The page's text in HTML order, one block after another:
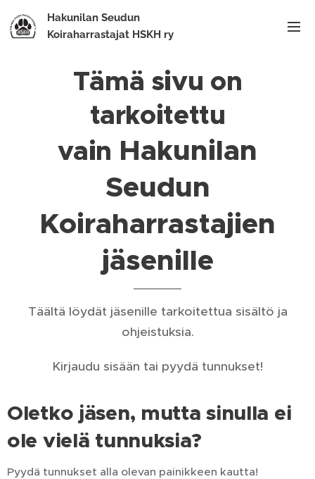
Hakunilan Seudun
Koiraharrastajat HSKH ry
Tämä sivu on
tarkoitettu
vain Hakunilan
Seudun
Koiraharrastajien
jäsenille
Täältä löydät jäsenille tarkoitettua sisältö ja
ohjeistuksia.
Kirjaudu sisään tai pyydä tunnukset!
Oletko jäsen, mutta sinulla ei
ole vielä tunnuksia?
Pyydä tunnukset alla olevan painikkeen kautta!